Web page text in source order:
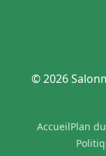
© 2026
AccueilPlan